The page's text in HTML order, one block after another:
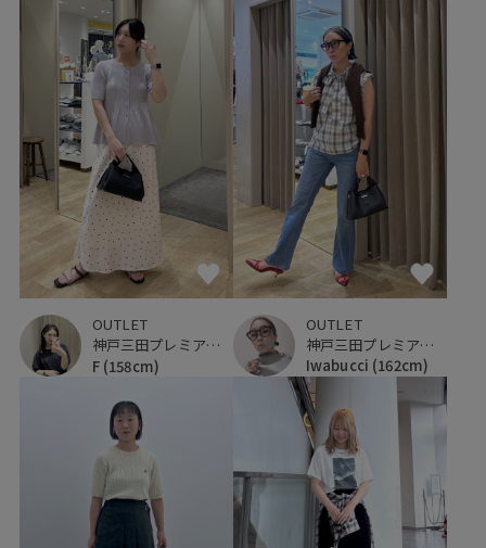
OUTLET
神戸三田プレミアム・アウトレット
F (158cm)
OUTLET
神戸三田プレミアム・アウトレット
Iwabucci (162cm)